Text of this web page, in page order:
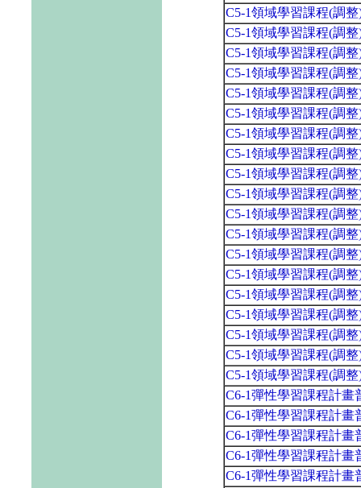
C5-1領域學習課程(調
C5-1領域學習課程(調
C5-1領域學習課程(調
C5-1領域學習課程(調
C5-1領域學習課程(調
C5-1領域學習課程(調
C5-1領域學習課程(調
C5-1領域學習課程(調
C5-1領域學習課程(調
C5-1領域學習課程(調
C5-1領域學習課程(調
C5-1領域學習課程(調
C5-1領域學習課程(調
C5-1領域學習課程(調
C5-1領域學習課程(調
C5-1領域學習課程(調
C5-1領域學習課程(調
C5-1領域學習課程(調
C5-1領域學習課程(調
C6-1彈性學習課程計畫
C6-1彈性學習課程計畫
C6-1彈性學習課程計畫
C6-1彈性學習課程計畫
C6-1彈性學習課程計畫